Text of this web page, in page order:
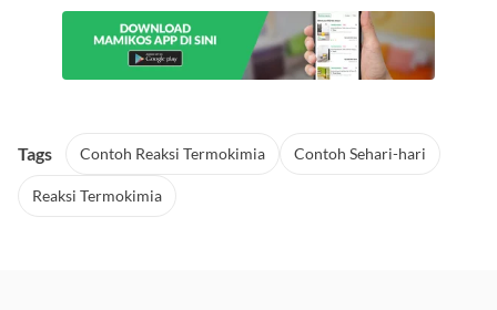
Tags Contoh Reaksi Termokimia Contoh Sehari-hari
Reaksi Termokimia